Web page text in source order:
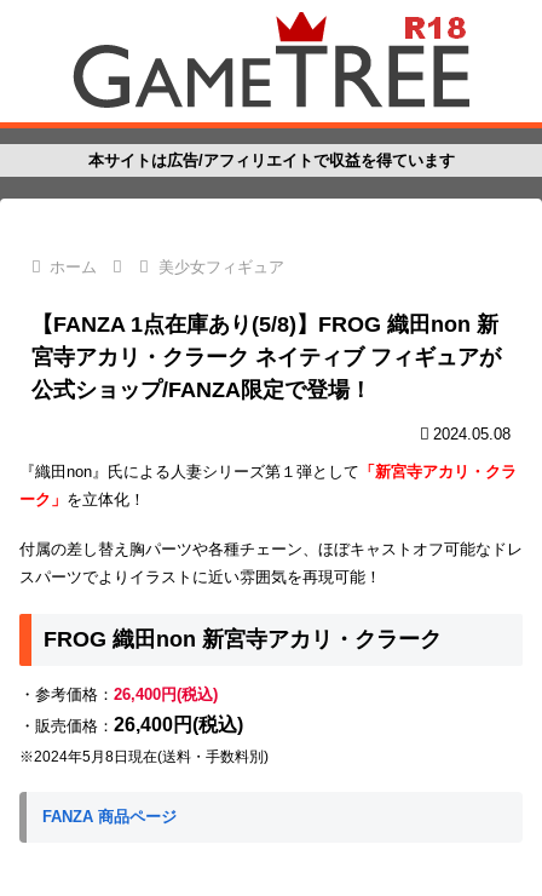
本サイトは広告/アフィリエイトで収益を得ています
ホーム 美少女フィギュア
【FANZA 1点在庫あり(5/8)】FROG 織田non 新
宮寺アカリ・クラーク ネイティブ フィギュアが
公式ショップ/FANZA限定で登場！
2024.05.08
『織田non』氏による人妻シリーズ第１弾として 「新宮寺アカリ・クラ
ーク」 を立体化！
付属の差し替え胸パーツや各種チェーン、ほぼキャストオフ可能なドレ
スパーツでよりイラストに近い雰囲気を再現可能！
FROG 織田non 新宮寺アカリ・クラーク
・参考価格： 26,400円(税込)
・販売価格： 26,400円(税込)
※2024年5月8日現在(送料・手数料別)
FANZA 商品ページ